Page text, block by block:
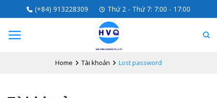
to
content
(+84) 913228309 Thứ 2 - Thứ 7: 7:00 - 17:00
Home Tài khoản Lost password